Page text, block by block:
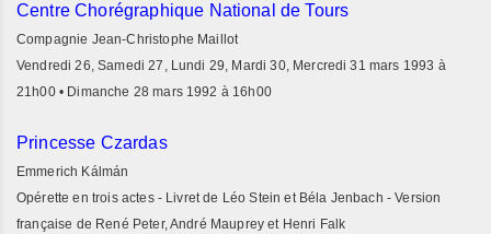
Centre Chorégraphique National de Tours
Compagnie Jean-Christophe Maillot
Vendredi 26, Samedi 27, Lundi 29, Mardi 30, Mercredi 31 mars 1993 à
21h00 • Dimanche 28 mars 1992 à 16h00
Princesse Czardas
Emmerich Kálmán
Opérette en trois actes - Livret de Léo Stein et Béla Jenbach - Version
française de René Peter, André Mauprey et Henri Falk